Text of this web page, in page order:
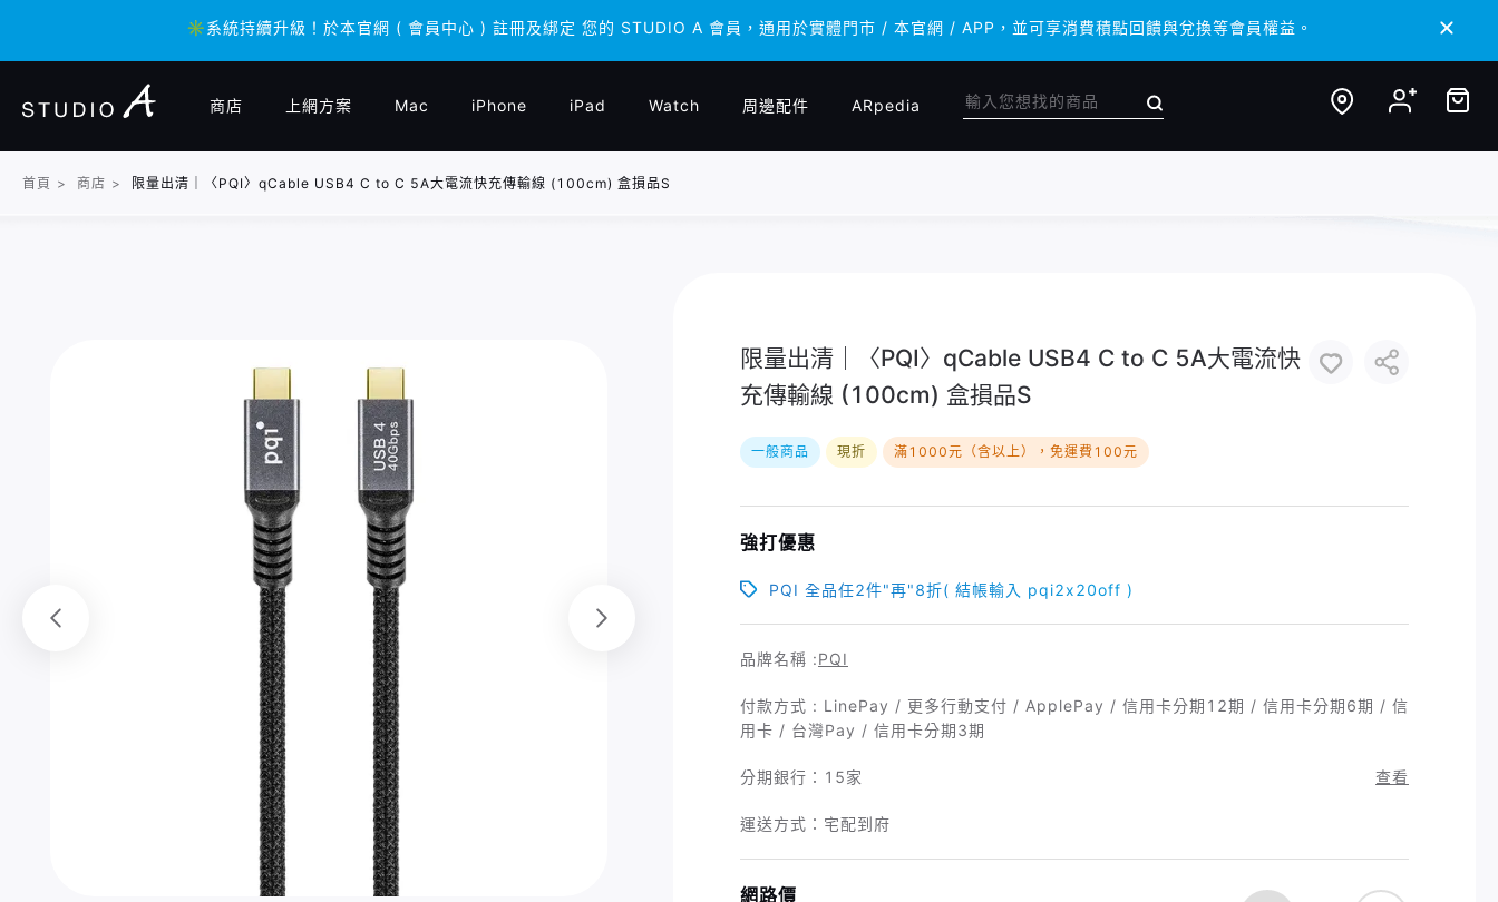
✳️系統持續升級！於本官網 ( 會員中心 ) 註冊及綁定 您的 STUDIO A 會員，通用於實體門市 / 本官網 / APP，並可享消費積點回饋與兌換等會員權益。
✳️系統持續升級！於本官網 ( 會員中心 ) 註冊及綁定 您的 STUDIO A 會員，通用於實體門市 / 本官網 / APP，並可享消費積點回饋與兌換等會員權益。
商店 上網方案 Mac iPhone iPad Watch 周邊配件 ARpedia
首頁 > 商店 > 限量出清｜〈PQI〉qCable USB4 C to C 5A大電流快充傳輸線 (100cm) 盒損品S
限量出清｜〈PQI〉qCable USB4 C to C 5A大電流快
充傳輸線 (100cm) 盒損品S
一般商品 現折 滿1000元（含以上），免運費100元
強打優惠
PQI 全品任2件"再"8折( 結帳輸入 pqi2x20off )
品牌名稱 :PQI
付款方式 : LinePay / 更多行動支付 / ApplePay / 信用卡分期12期 / 信用卡分期6期 / 信
用卡 / 台灣Pay / 信用卡分期3期
分期銀行： 15家 查看
運送方式：宅配到府
網路價